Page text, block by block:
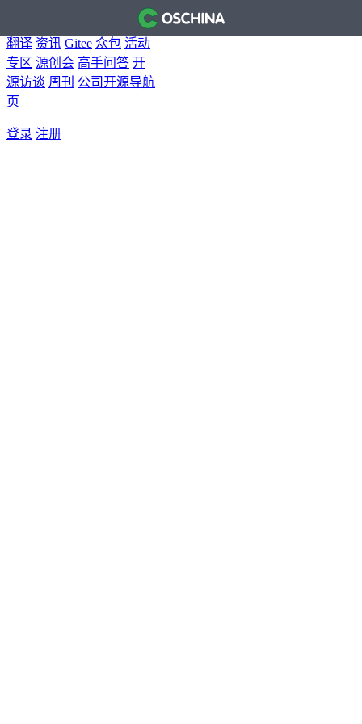
博客
翻译 资讯 Gitee 众包 活动
专区 源创会 高手问答 开
源访谈 周刊 公司开源导航
页
登录 注册